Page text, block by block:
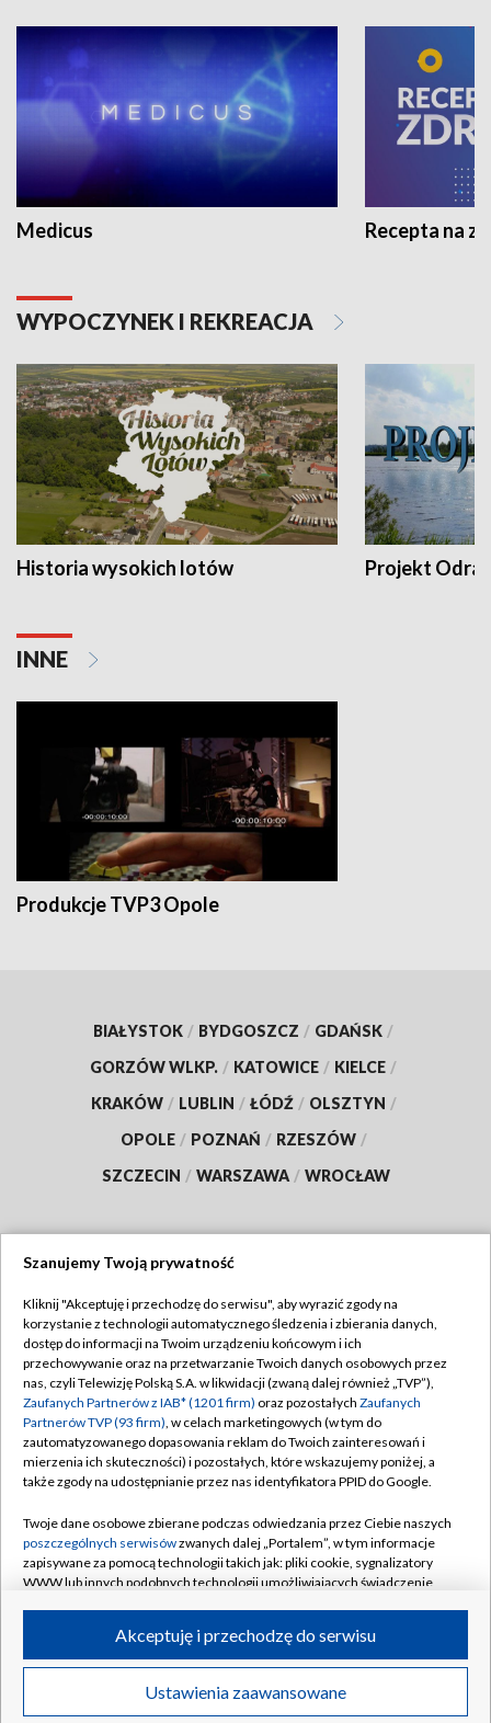
Medicus Recepta na
WYPOCZYNEK I REKREACJA
Historia wysokich lotów Projekt Odra
INNE
Produkcje TVP3 Opole
BIAŁYSTOK / BYDGOSZCZ / GDAŃSK /
GORZÓW WLKP. / KATOWICE / KIELCE /
KRAKÓW / LUBLIN / ŁÓDŹ / OLSZTYN /
OPOLE / POZNAŃ / RZESZÓW /
SZCZECIN / WARSZAWA / WROCŁAW
TVP
Abonament TVP
Emisja w TVP
Centrum informacji TVP
Naziemna Telewizja Cyfrowa
Rada Programowa
System NOS
Informacje o nadawcy
Program dla prasy
Ogłoszenie przetargowe
Regulamin TVP
Polityka prywatności
Moje zgody
Pomoc
Kontakt
Kanały
©2026 Telewizja Polska S.A. w likwidacji
Szanujemy Twoją prywatność
Kliknij "Akceptuję i przechodzę do serwisu", aby wyrazić zgody na
korzystanie z technologii automatycznego śledzenia i zbierania danych,
dostęp do informacji na Twoim urządzeniu końcowym i ich
przechowywanie oraz na przetwarzanie Twoich danych osobowych przez
nas, czyli Telewizję Polską S.A. w likwidacji (zwaną dalej również „TVP”),
Zaufanych Partnerów z IAB* (1201 firm) oraz pozostałych Zaufanych
Partnerów TVP (93 firm), w celach marketingowych (w tym do
zautomatyzowanego dopasowania reklam do Twoich zainteresowań i
mierzenia ich skuteczności) i pozostałych, które wskazujemy poniżej, a
także zgody na udostępnianie przez nas identyfikatora PPID do Google.
Twoje dane osobowe zbierane podczas odwiedzania przez Ciebie naszych
poszczególnych serwisówzwanych dalej „Portalem”, w tym informacje
zapisywane za pomocą technologii takich jak: pliki cookie, sygnalizatory
WWW lub innych podobnych technologii umożliwiających świadczenie
ruchu w Internecie.
Twoje dane osobowe zbierane podczas odwiedzania przez Ciebie
poszczególnych serwisówna Portalu, takie jak adresy IP, identyfikatory
Ustawienia zaawansowane
Akceptuję i przechodzę do serwisu